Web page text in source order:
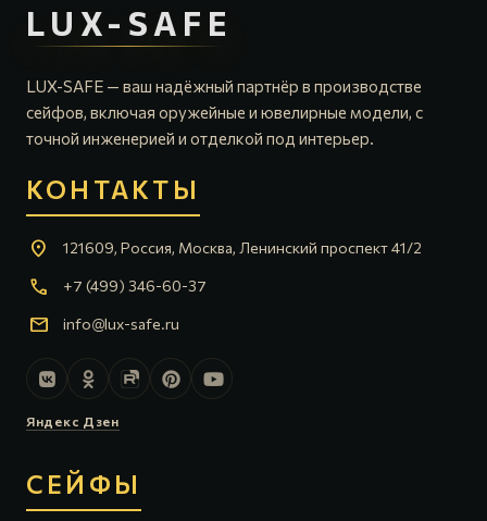
LUX-SAFE
LUX-SAFE — ваш надёжный партнёр в производстве
сейфов, включая оружейные и ювелирные модели, с
точной инженерией и отделкой под интерьер.
КОНТАКТЫ
location_on 121609, Россия, Москва, Ленинский проспект 41/2
call +7 (499) 346-60-37
mail info@lux-safe.ru
Яндекс Дзен
СЕЙФЫ